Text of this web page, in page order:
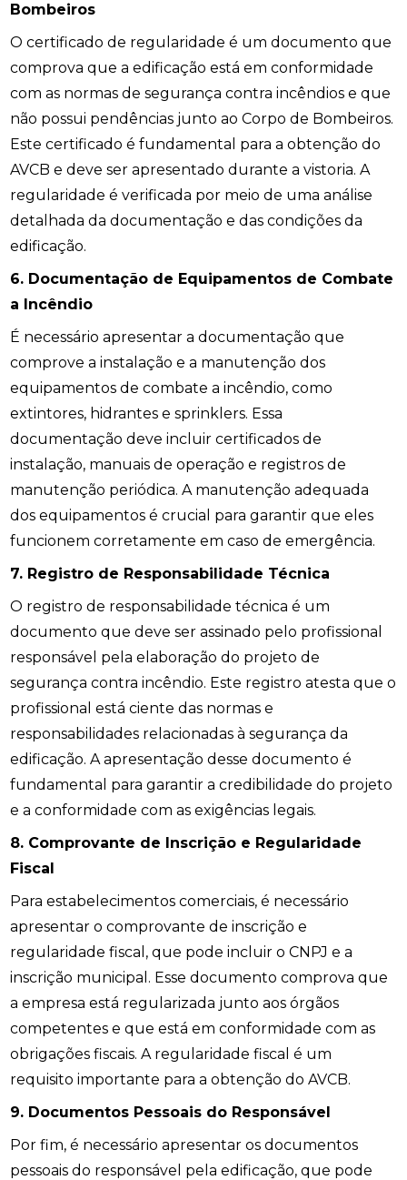
Bombeiros
O certificado de regularidade é um documento que
comprova que a edificação está em conformidade
com as normas de segurança contra incêndios e que
não possui pendências junto ao Corpo de Bombeiros.
Este certificado é fundamental para a obtenção do
AVCB e deve ser apresentado durante a vistoria. A
regularidade é verificada por meio de uma análise
detalhada da documentação e das condições da
edificação.
6. Documentação de Equipamentos de Combate
a Incêndio
É necessário apresentar a documentação que
comprove a instalação e a manutenção dos
equipamentos de combate a incêndio, como
extintores, hidrantes e sprinklers. Essa
documentação deve incluir certificados de
instalação, manuais de operação e registros de
manutenção periódica. A manutenção adequada
dos equipamentos é crucial para garantir que eles
funcionem corretamente em caso de emergência.
7. Registro de Responsabilidade Técnica
O registro de responsabilidade técnica é um
documento que deve ser assinado pelo profissional
responsável pela elaboração do projeto de
segurança contra incêndio. Este registro atesta que o
profissional está ciente das normas e
responsabilidades relacionadas à segurança da
edificação. A apresentação desse documento é
fundamental para garantir a credibilidade do projeto
e a conformidade com as exigências legais.
8. Comprovante de Inscrição e Regularidade
Fiscal
Para estabelecimentos comerciais, é necessário
apresentar o comprovante de inscrição e
regularidade fiscal, que pode incluir o CNPJ e a
inscrição municipal. Esse documento comprova que
a empresa está regularizada junto aos órgãos
competentes e que está em conformidade com as
obrigações fiscais. A regularidade fiscal é um
requisito importante para a obtenção do AVCB.
9. Documentos Pessoais do Responsável
Por fim, é necessário apresentar os documentos
pessoais do responsável pela edificação, que pode